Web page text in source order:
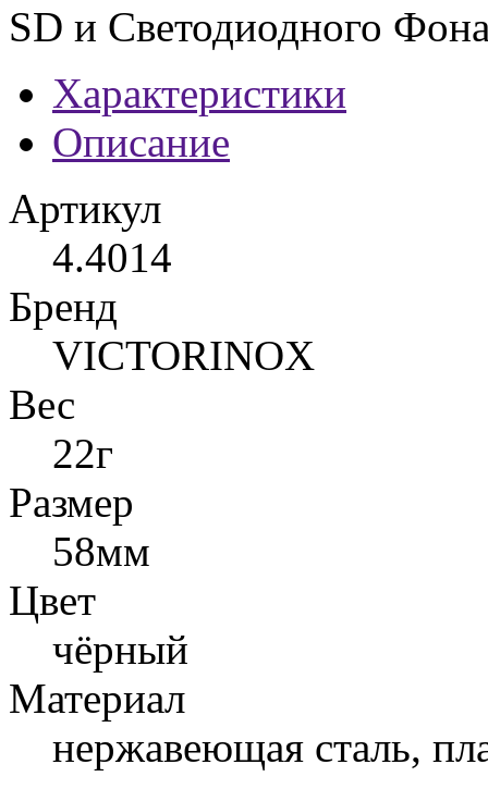
SD и Светодиодного
Характеристики
Описание
Артикул
4.4014
Бренд
VICTORINOX
Вес
22г
Размер
58мм
Цвет
чёрный
Материал
нержавеющая сталь,